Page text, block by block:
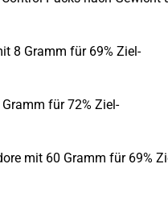
8 Gramm für 69% Ziel-
für 72% Ziel-
mit 60 Gramm für 69%